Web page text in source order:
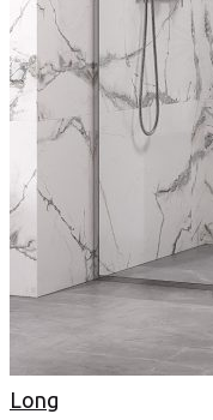
Long